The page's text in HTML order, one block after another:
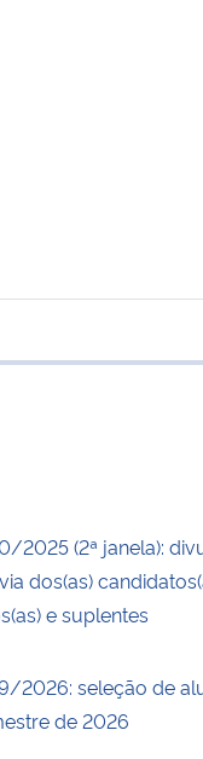
transferência
2025 (2ª janela):
dos(as)
e suplentes
2026: seleção de
de 2026